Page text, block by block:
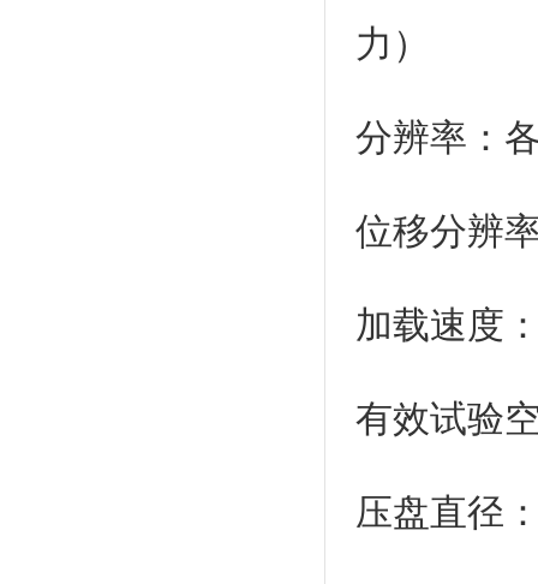
力）
分辨率：
位移分辨
加载速度
有效试验
压盘直径